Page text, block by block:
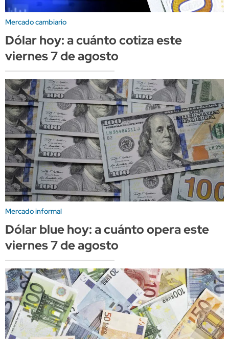
Mercado cambiario
Dólar hoy: a cuánto cotiza este
viernes 7 de agosto
Mercado informal
Dólar blue hoy: a cuánto opera este
viernes 7 de agosto